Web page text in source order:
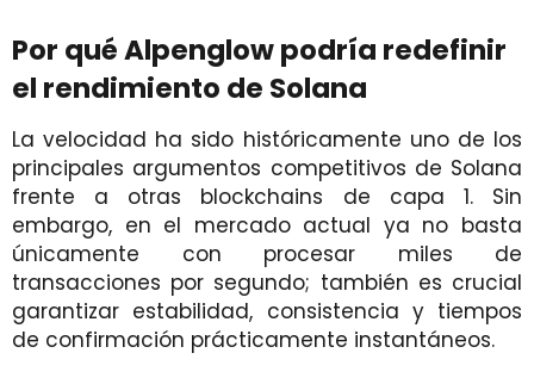
Por qué Alpenglow podría redefinir
el rendimiento de Solana
La velocidad ha sido históricamente uno de los
principales argumentos competitivos de Solana
frente a otras blockchains de capa 1. Sin
embargo, en el mercado actual ya no basta
únicamente con procesar miles de
transacciones por segundo; también es crucial
garantizar estabilidad, consistencia y tiempos
de confirmación prácticamente instantáneos.